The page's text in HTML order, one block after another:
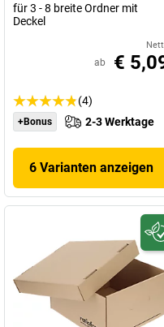
für 3 - 8 breite Ordner mit
Deckel
ab €
(4)
+Bonus 2-3 Werktage
6 Varianten anzeigen